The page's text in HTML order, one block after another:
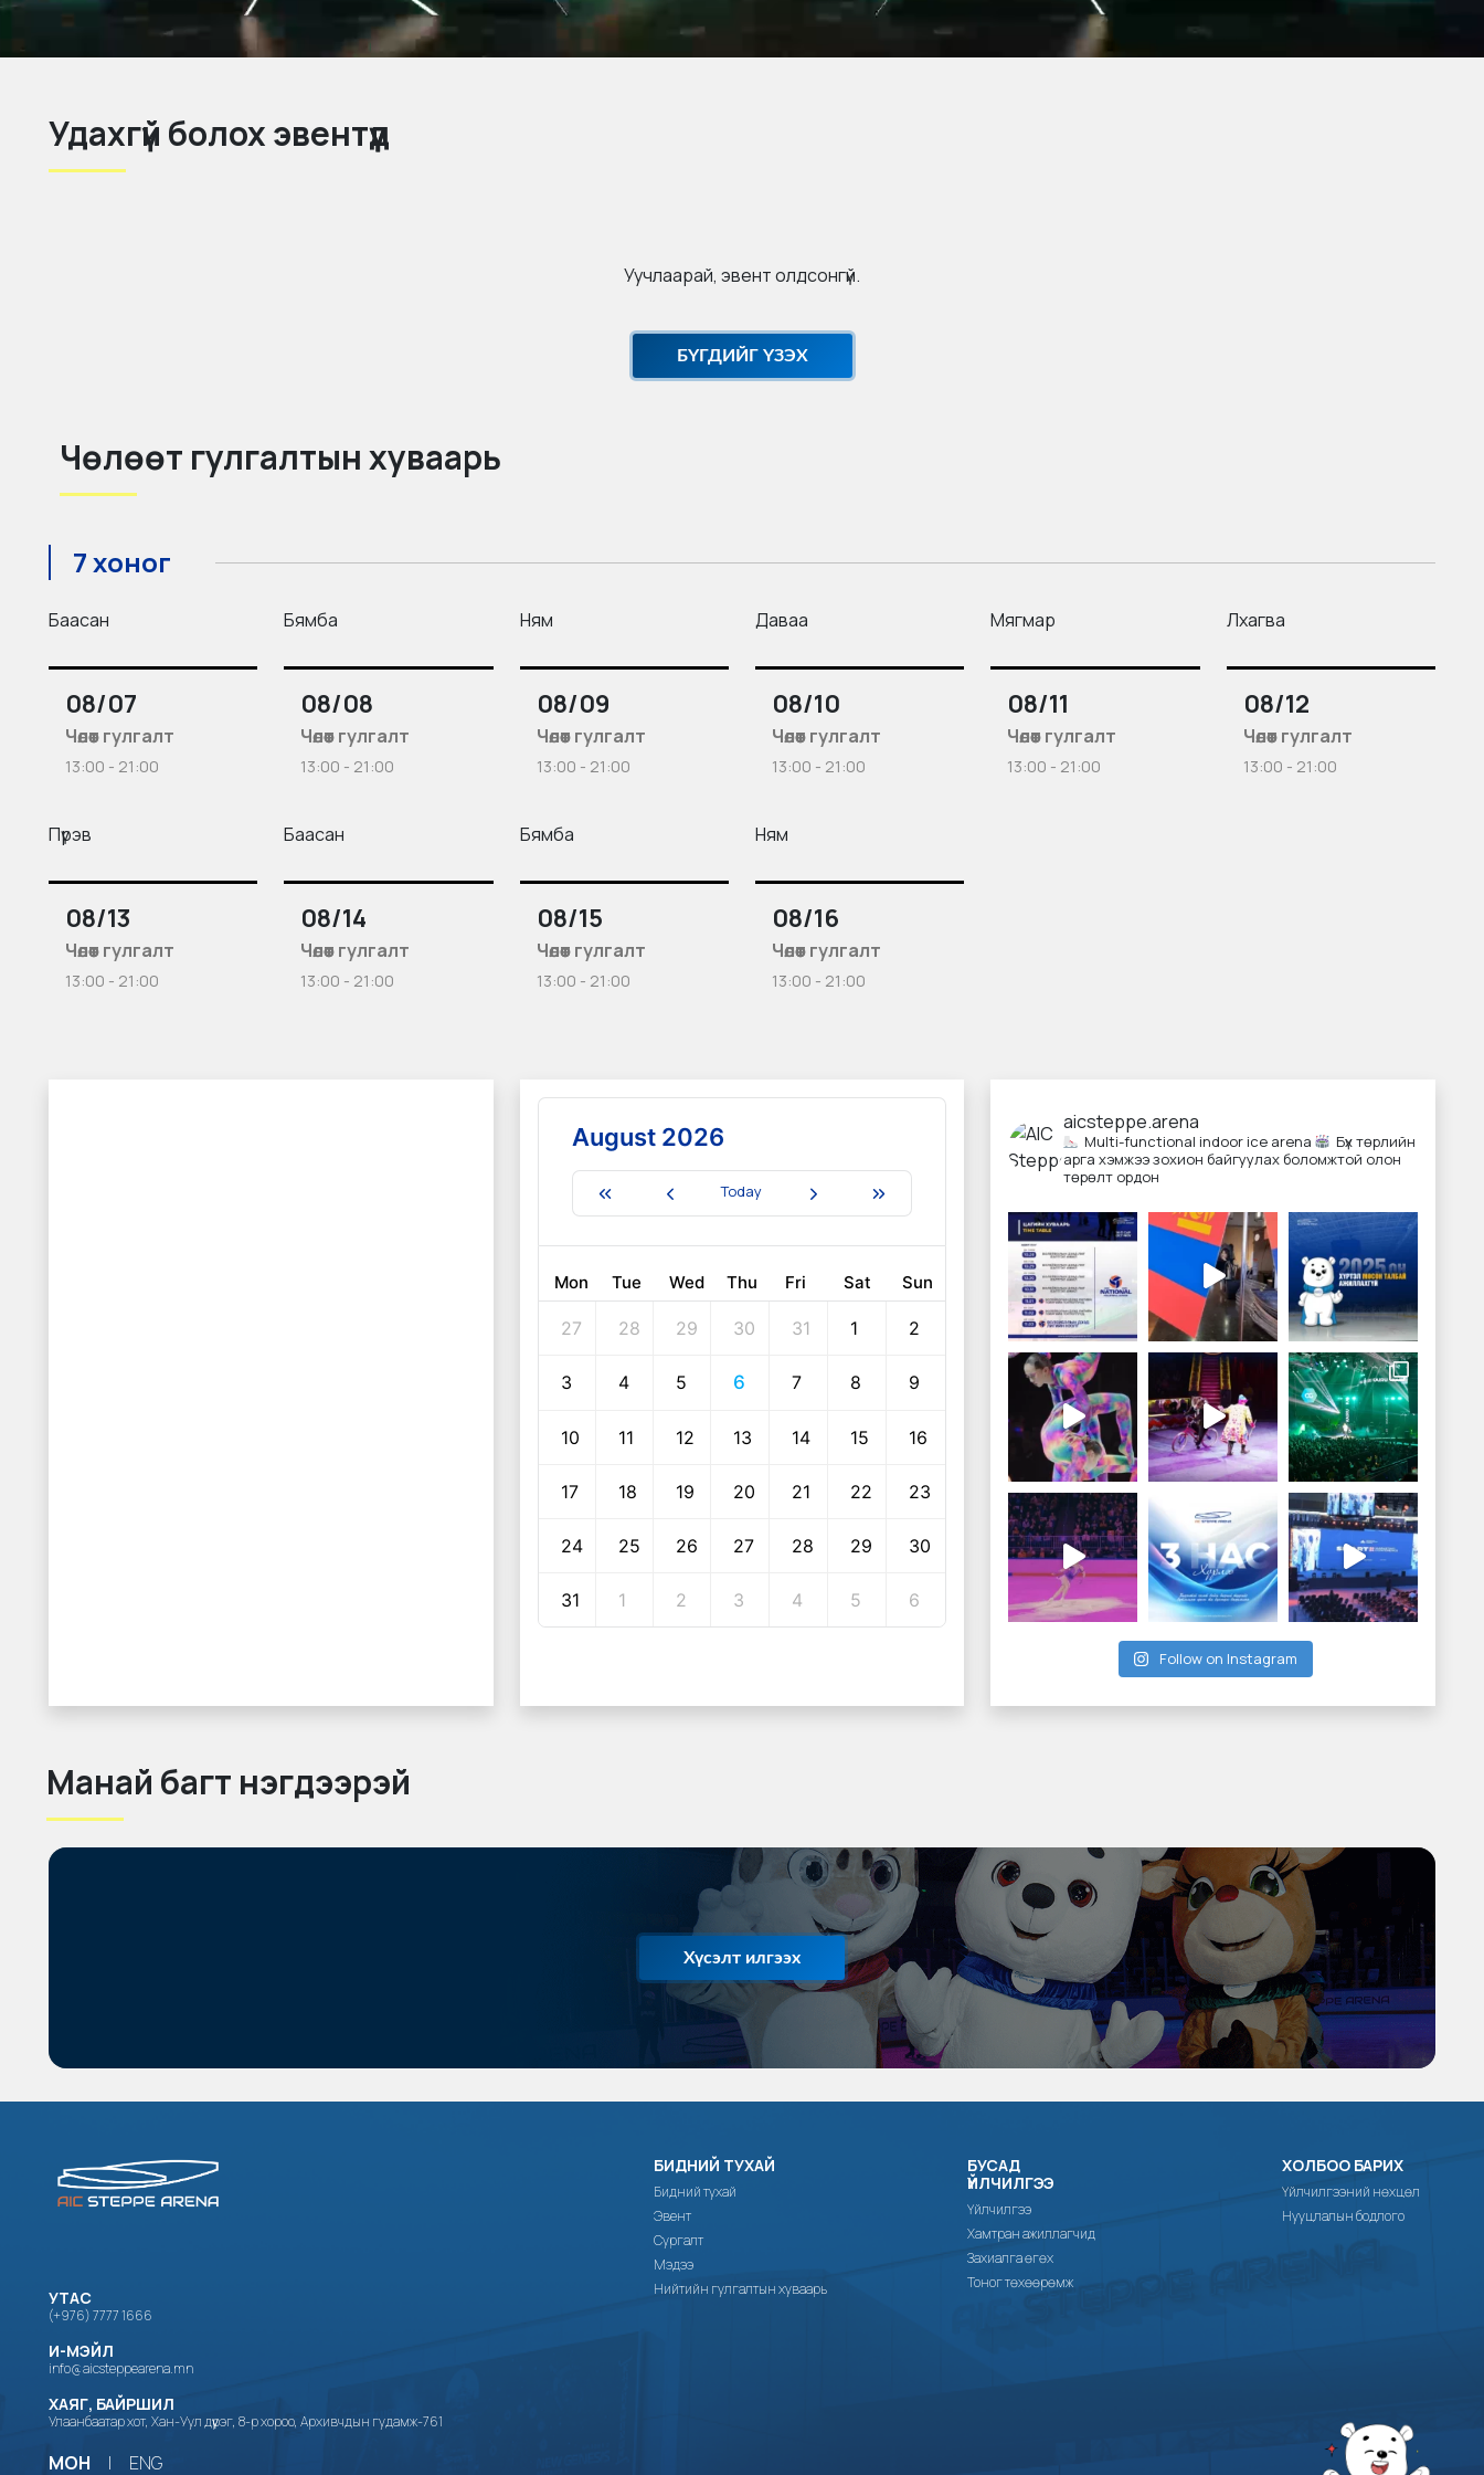
Удахгүй болох эвентүүд
Уучлаарай, эвент олдсонгүй.
БҮГДИЙГ ҮЗЭХ
Чөлөөт гулгалтын хуваарь
7 хоног
Баасан
08/07
Чөлөөт гулгалт
13:00 - 21:00
Бямба
08/08
Чөлөөт гулгалт
13:00 - 21:00
Ням
08/09
Чөлөөт гулгалт
13:00 - 21:00
Даваа
08/10
Чөлөөт гулгалт
13:00 - 21:00
Мягмар
08/11
Чөлөөт гулгалт
13:00 - 21:00
Лхагва
08/12
Чөлөөт гулгалт
13:00 - 21:00
Пүрэв
08/13
Чөлөөт гулгалт
13:00 - 21:00
Баасан
08/14
Чөлөөт гулгалт
13:00 - 21:00
Бямба
08/15
Чөлөөт гулгалт
13:00 - 21:00
Ням
08/16
Чөлөөт гулгалт
13:00 - 21:00
August 2026
Today
Mon Tue Wed Thu Fri Sat Sun
27 28 29 30 31 1 2
3 4 5 6 7 8 9
10 11 12 13 14 15 16
17 18 19 20 21 22 23
24 25 26 27 28 29 30
31 1 2 3 4 5 6
aicsteppe.arena
Multi-functional indoor ice arena
Бүх төрлийн
арга хэмжээ зохион байгуулах боломжтой олон
төрөлт ордон
Follow on Instagram
Манай багт нэгдээрэй
Хүсэлт илгээх
УТАС
(+976) 7777 1666
И-МЭЙЛ
info@aicsteppearena.mn
ХАЯГ, БАЙРШИЛ
Улаанбаатар хот, Хан-Уул дүүрэг, 8-р хороо, Архивчдын гудамж-761
МОН | ENG
БИДНИЙ ТУХАЙ
Бидний тухай
Эвент
Сургалт
Мэдээ
Нийтийн гулгалтын хуваарь
БУСАД
ҮЙЛЧИЛГЭЭ
Үйлчилгээ
Хамтран ажиллагчид
Захиалга өгөх
Тоног төхөөрөмж
ХОЛБОО БАРИХ
Үйлчилгээний нөхцөл
Нууцлалын бодлого